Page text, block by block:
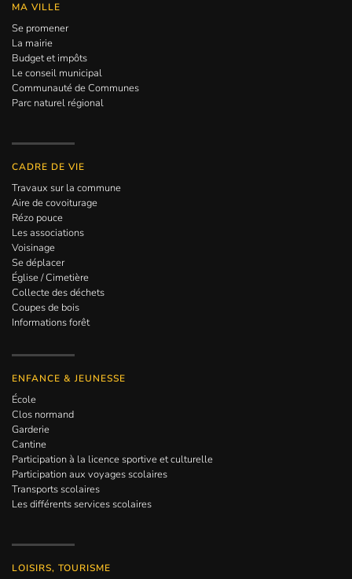
MA VILLE
Se promener
La mairie
Budget et impôts
Le conseil municipal
Communauté de Communes
Parc naturel régional
CADRE DE VIE
Travaux sur la commune
Aire de covoiturage
Rézo pouce
Les associations
Voisinage
Se déplacer
Église / Cimetière
Collecte des déchets
Coupes de bois
Informations forêt
ENFANCE & JEUNESSE
École
Clos normand
Garderie
Cantine
Participation à la licence sportive et culturelle
Participation aux voyages scolaires
Transports scolaires
Les différents services scolaires
LOISIRS, TOURISME